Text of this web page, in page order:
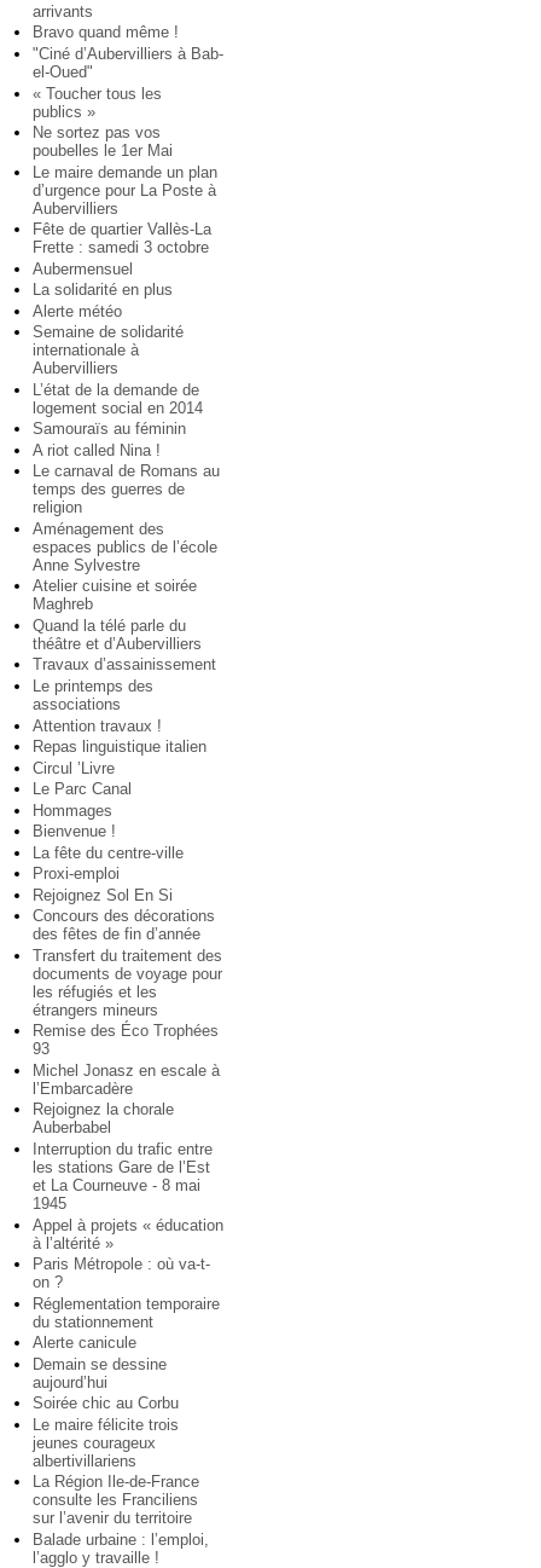
arrivants
Bravo quand même !
"Ciné d’Aubervilliers à Bab-
el-Oued"
« Toucher tous les
publics »
Ne sortez pas vos
poubelles le 1er Mai
Le maire demande un plan
d’urgence pour La Poste à
Aubervilliers
Fête de quartier Vallès-La
Frette : samedi 3 octobre
Aubermensuel
La solidarité en plus
Alerte météo
Semaine de solidarité
internationale à
Aubervilliers
L’état de la demande de
logement social en 2014
Samouraïs au féminin
A riot called Nina !
Le carnaval de Romans au
temps des guerres de
religion
Aménagement des
espaces publics de l’école
Anne Sylvestre
Atelier cuisine et soirée
Maghreb
Quand la télé parle du
théâtre et d’Aubervilliers
Travaux d’assainissement
Le printemps des
associations
Attention travaux !
Repas linguistique italien
Circul ’Livre
Le Parc Canal
Hommages
Bienvenue !
La fête du centre-ville
Proxi-emploi
Rejoignez Sol En Si
Concours des décorations
des fêtes de fin d’année
Transfert du traitement des
documents de voyage pour
les réfugiés et les
étrangers mineurs
Remise des Éco Trophées
93
Michel Jonasz en escale à
l’Embarcadère
Rejoignez la chorale
Auberbabel
Interruption du trafic entre
les stations Gare de l’Est
et La Courneuve - 8 mai
1945
Appel à projets « éducation
à l’altérité »
Paris Métropole : où va-t-
on ?
Réglementation temporaire
du stationnement
Alerte canicule
Demain se dessine
aujourd’hui
Soirée chic au Corbu
Le maire félicite trois
jeunes courageux
albertivillariens
La Région Ile-de-France
consulte les Franciliens
sur l’avenir du territoire
Balade urbaine : l’emploi,
l’agglo y travaille !